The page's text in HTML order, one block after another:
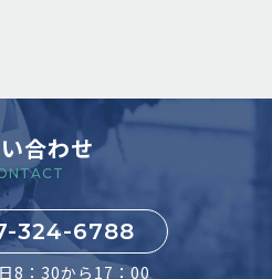
合わせ
324-6788
8：30から17：00